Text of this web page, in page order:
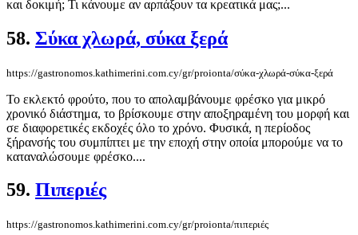
και δοκιμή; Τι κάνουμε αν αρπάξουν τα κρεατικά μας;...
58. Σύκα χλωρά, σύκα ξερά
https://gastronomos.kathimerini.com.cy/gr/proionta/σύκα-χλωρά-σύκα-ξερά
Το εκλεκτό φρούτο, που το απολαμβάνουμε φρέσκο για μικρό
χρονικό διάστημα, το βρίσκουμε στην αποξηραμένη του μορφή και
σε διαφορετικές εκδοχές όλο το χρόνο. Φυσικά, η περίοδος
ξήρανσής του συμπίπτει με την εποχή στην οποία μπορούμε να το
καταναλώσουμε φρέσκο....
59. Πιπεριές
https://gastronomos.kathimerini.com.cy/gr/proionta/πιπεριές